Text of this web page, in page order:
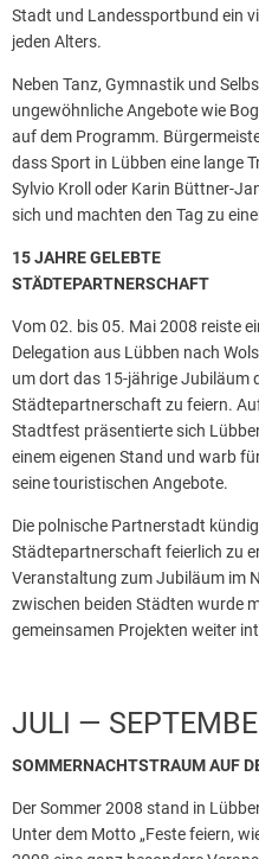
Stadt und Landessportbund ein
jeden Alters.
Neben Tanz, Gymnastik und
ungewöhnliche Angebote wie
auf dem Programm.
dass Sport in Lübben eine lange
Sylvio Kroll oder Karin Büttner-
sich und machten den Tag zu
15 JAHRE GELEBTE
STÄDTEPARTNERSCHAFT
Vom 02. bis 05. Mai 2008 reiste
Delegation aus Lübben nach
um dort das 15-jährige Jubiläum
Städtepartnerschaft zu feiern.
Stadtfest präsentierte sich
einem eigenen Stand und warb
seine touristischen Angebote.
Die polnische Partnerstadt
Städtepartnerschaft feierlich zu
Veranstaltung zum Jubiläum im
zwischen beiden Städten wurde
gemeinsamen Projekten weiter
JULI —
SOMMERNACHTSTRAUM AUF
Der Sommer 2008 stand in
Unter dem Motto „Feste feiern,